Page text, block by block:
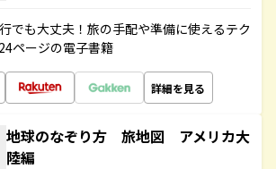
でも大丈夫！旅の手配や準備に使えるテク
ページの電子書籍
詳細を見る
地球のなぞり方 旅地図 アメリカ大
陸編